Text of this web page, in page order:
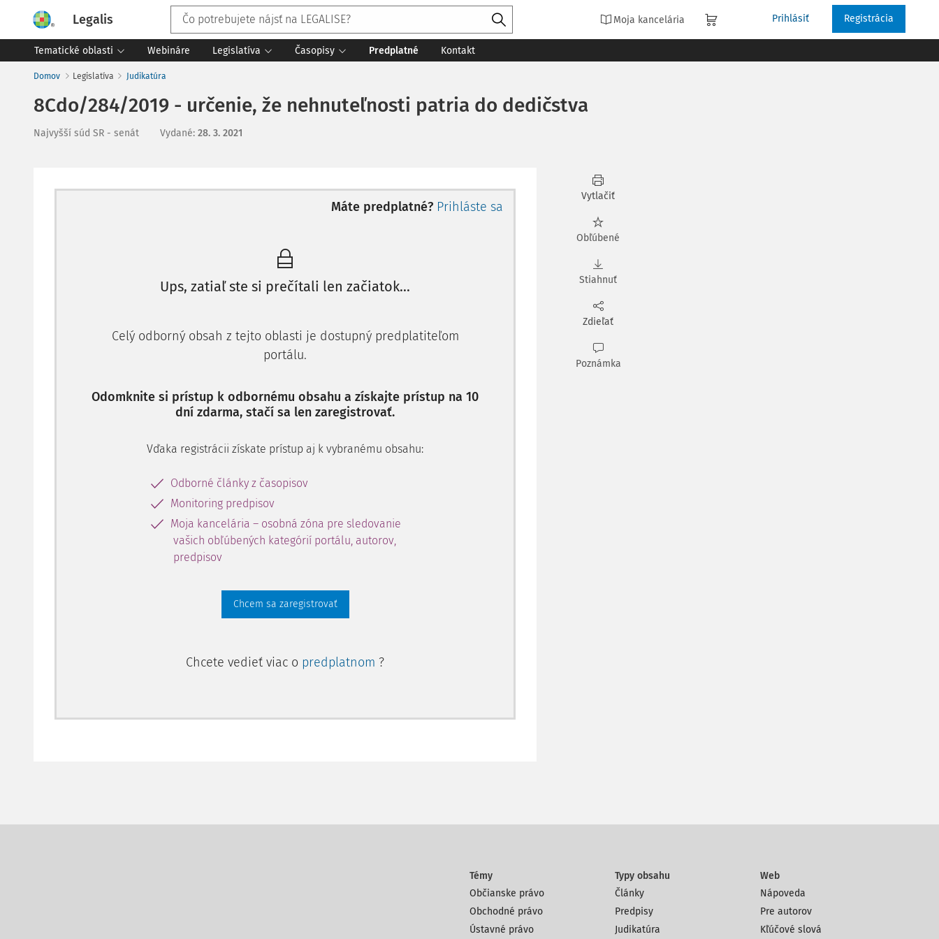
Legalis Moja kancelária Prihlásiť Registrácia
Tematické oblasti Webináre Legislatíva Časopisy Predplatné Kontakt
Domov Legislatíva Judikatúra
8Cdo/284/2019 - určenie, že nehnuteľnosti patria do dedičstva
Najvyšší súd SR - senát Vydané: 28. 3. 2021
Máte predplatné? Prihláste sa
Ups, zatiaľ ste si prečítali len začiatok...
Celý odborný obsah z tejto oblasti je dostupný predplatiteľom
portálu.
Odomknite si prístup k odbornému obsahu a získajte prístup na 10
dní zdarma, stačí sa len zaregistrovať.
Vďaka registrácii získate prístup aj k vybranému obsahu:
Odborné články z časopisov
Monitoring predpisov
Moja kancelária – osobná zóna pre sledovanie
vašich obľúbených kategórií portálu, autorov,
predpisov
Chcem sa zaregistrovať
Chcete vedieť viac o predplatnom ?
Vytlačiť
Obľúbené
Stiahnuť
Zdieľať
Poznámka
Témy
Občianske právo
Obchodné právo
Ústavné právo
Typy obsahu
Články
Predpisy
Judikatúra
Web
Nápoveda
Pre autorov
Kľúčové slová